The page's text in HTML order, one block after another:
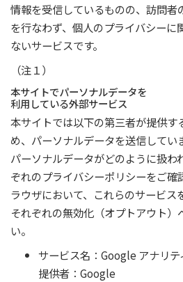
情報を受信しているものの、訪問者
を行なわず、個人のプライバシーに
ないサービスです。
（注１）
本サイトでパーソナルデータを
利用している外部サービス
本サイトでは以下の第三者が提供す
め、パーソナルデータを送信してい
パーソナルデータがどのように扱わ
ぞれのプライバシーポリシーをご確
ラウザにおいて、これらのサービス
それぞれの無効化（オプトアウト）
い。
サービス名：Google アナリテ
提供者：Google